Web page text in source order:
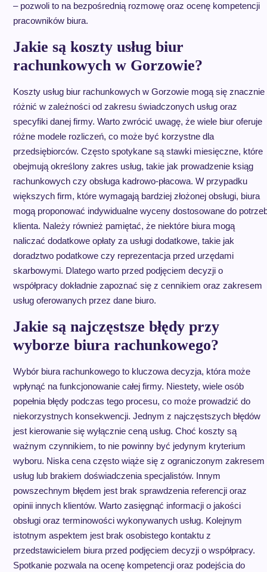
– pozwoli to na bezpośrednią rozmowę oraz ocenę kompetencji
pracowników biura.
Jakie są koszty usług biur
rachunkowych w Gorzowie?
Koszty usług biur rachunkowych w Gorzowie mogą się znacznie
różnić w zależności od zakresu świadczonych usług oraz
specyfiki danej firmy. Warto zwrócić uwagę, że wiele biur oferuje
różne modele rozliczeń, co może być korzystne dla
przedsiębiorców. Często spotykane są stawki miesięczne, które
obejmują określony zakres usług, takie jak prowadzenie ksiąg
rachunkowych czy obsługa kadrowo-płacowa. W przypadku
większych firm, które wymagają bardziej złożonej obsługi, biura
mogą proponować indywidualne wyceny dostosowane do
klienta. Należy również pamiętać, że niektóre biura mogą
naliczać dodatkowe opłaty za usługi dodatkowe, takie jak
doradztwo podatkowe czy reprezentacja przed urzędami
skarbowymi. Dlatego warto przed podjęciem decyzji o
współpracy dokładnie zapoznać się z cennikiem oraz zakresem
usług oferowanych przez dane biuro.
Jakie są najczęstsze błędy przy
wyborze biura rachunkowego?
Wybór biura rachunkowego to kluczowa decyzja, która może
wpłynąć na funkcjonowanie całej firmy. Niestety, wiele osób
popełnia błędy podczas tego procesu, co może prowadzić do
niekorzystnych konsekwencji. Jednym z najczęstszych błędów
jest kierowanie się wyłącznie ceną usług. Choć koszty są
ważnym czynnikiem, to nie powinny być jedynym kryterium
wyboru. Niska cena często wiąże się z ograniczonym zakresem
usług lub brakiem doświadczenia specjalistów. Innym
powszechnym błędem jest brak sprawdzenia referencji oraz
opinii innych klientów. Warto zasięgnąć informacji o jakości
obsługi oraz terminowości wykonywanych usług. Kolejnym
istotnym aspektem jest brak osobistego kontaktu z
przedstawicielem biura przed podjęciem decyzji o współpracy.
Spotkanie pozwala na ocenę kompetencji oraz podejścia do